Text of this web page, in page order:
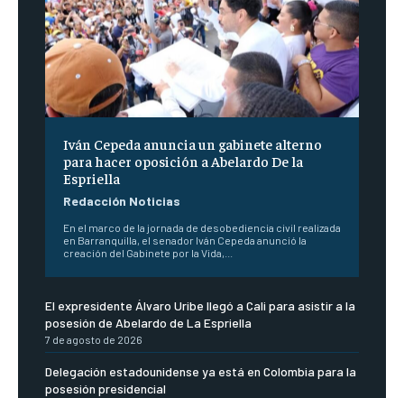
Iván Cepeda anuncia un gabinete alterno
para hacer oposición a Abelardo De la
Espriella
Redacción Noticias
En el marco de la jornada de desobediencia civil realizada
en Barranquilla, el senador Iván Cepeda anunció la
creación del Gabinete por la Vida,...
El expresidente Álvaro Uribe llegó a Cali para asistir a la
posesión de Abelardo de La Espriella
7 de agosto de 2026
Delegación estadounidense ya está en Colombia para la
posesión presidencial